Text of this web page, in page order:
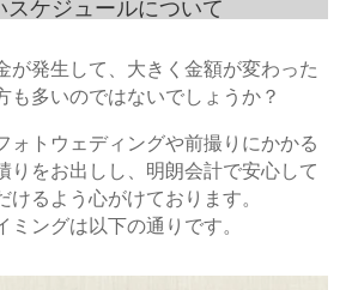
スケジュールについて
が発生して、大きく金額が変わった
も多いのではないでしょうか？
ォトウェディングや前撮りにかかる
りをお出しし、明朗会計で安心して
けるよう心がけております。
ミングは以下の通りです。